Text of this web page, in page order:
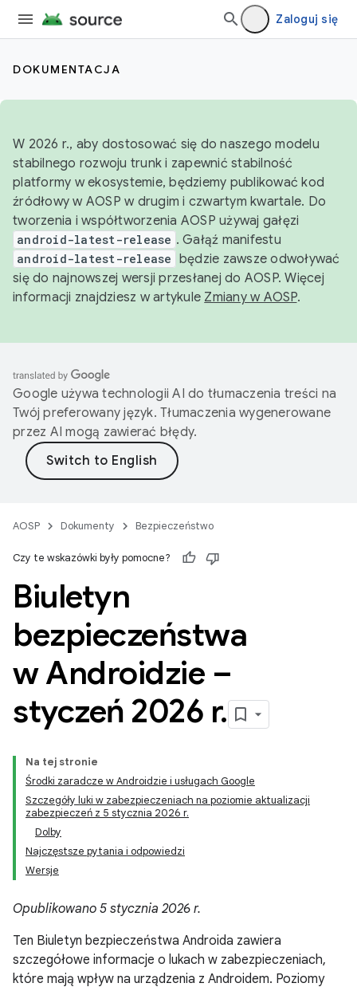
Zaloguj się
DOKUMENTACJA
W 2026 r., aby dostosować się do naszego modelu
stabilnego rozwoju trunk i zapewnić stabilność
platformy w ekosystemie, będziemy publikować kod
źródłowy w AOSP w drugim i czwartym kwartale. Do
tworzenia i współtworzenia AOSP używaj gałęzi
android-latest-release . Gałąź manifestu
android-latest-release będzie zawsze odwoływać
się do najnowszej wersji przesłanej do AOSP. Więcej
informacji znajdziesz w artykule Zmiany w AOSP.
Google używa technologii AI do tłumaczenia treści na
Twój preferowany język. Tłumaczenia wygenerowane
przez AI mogą zawierać błędy.
AOSP Dokumenty Bezpieczeństwo
Czy te wskazówki były pomocne?
Biuletyn
bezpieczeństwa
w Androidzie –
styczeń 2026 r.
Na tej stronie
Środki zaradcze w Androidzie i usługach Google
Szczegóły luki w zabezpieczeniach na poziomie aktualizacji
zabezpieczeń z 5 stycznia 2026 r.
Dolby
Najczęstsze pytania i odpowiedzi
Wersje
Opublikowano 5 stycznia 2026 r.
Ten Biuletyn bezpieczeństwa Androida zawiera
szczegółowe informacje o lukach w zabezpieczeniach,
które mają wpływ na urządzenia z Androidem. Poziomy